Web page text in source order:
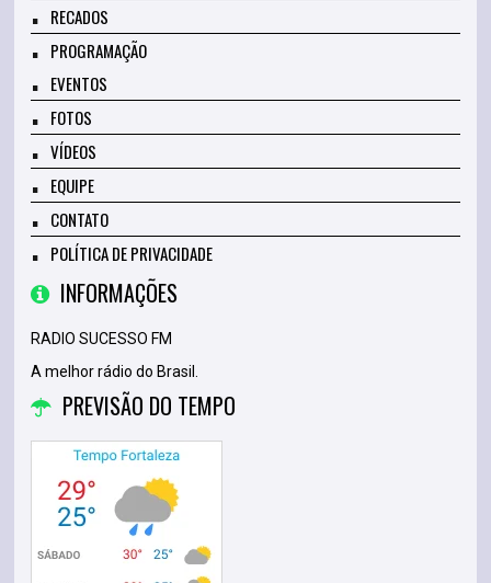
RECADOS
PROGRAMAÇÃO
EVENTOS
FOTOS
VÍDEOS
EQUIPE
CONTATO
POLÍTICA DE PRIVACIDADE
INFORMAÇÕES
RADIO SUCESSO FM
A melhor rádio do Brasil.
PREVISÃO DO TEMPO